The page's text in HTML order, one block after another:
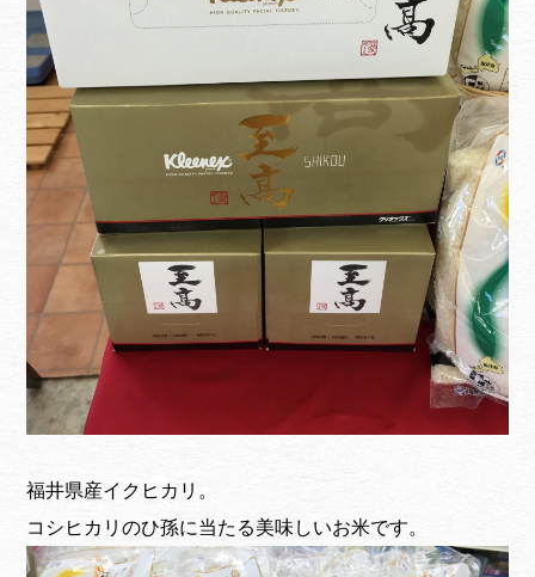
福井県産イクヒカリ。
コシヒカリのひ孫に当たる美味しいお米です。